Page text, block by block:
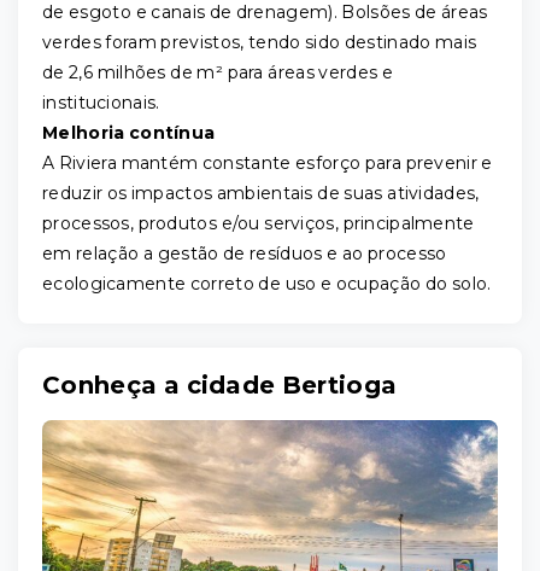
de esgoto e canais de drenagem). Bolsões de áreas
verdes foram previstos, tendo sido destinado mais
de 2,6 milhões de m² para áreas verdes e
institucionais.
Melhoria contínua
A Riviera mantém constante esforço para prevenir e
reduzir os impactos ambientais de suas atividades,
processos, produtos e/ou serviços, principalmente
em relação a gestão de resíduos e ao processo
ecologicamente correto de uso e ocupação do solo.
Conheça a cidade Bertioga